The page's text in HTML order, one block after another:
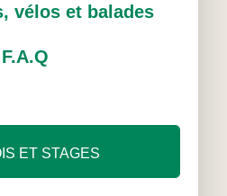
vélos et balades
F.A.Q
ET STAGES